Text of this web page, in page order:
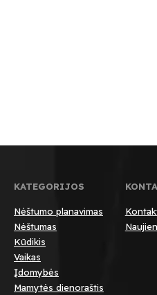
KATEGORIJOS
Nėštumo planavimas
Nėštumas
Kūdikis
Vaikas
Įdomybės
Mamytės dienoraštis